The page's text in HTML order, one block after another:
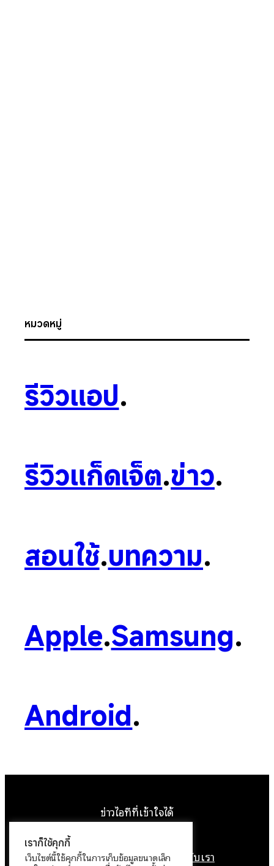
หมวดหมู่
รีวิวแอป.
รีวิวแก็ดเจ็ต.ข่าว.
สอนใช้.บทความ.
Apple.Samsung.
Android.
ข่าวไอทีที่เข้าใจได้
หน้าแรกติดต่อเราลิขสิทธิ์เกี่ยวกับเรา
เราก็ใช้คุกกี้
เว็บไซต์นี้ใช้คุกกี้ในการเก็บข้อมูลขนาดเล็ก